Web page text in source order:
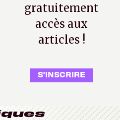
gratuitement
accès aux
articles !
S'INSCRIRE